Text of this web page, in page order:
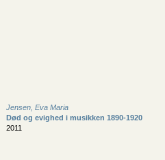
Jensen, Eva Maria
Død og evighed i musikken 1890-1920
2011